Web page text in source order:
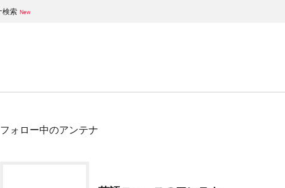
検索
フォロー中のアンテナ